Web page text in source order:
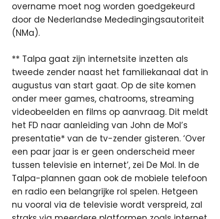
overname moet nog worden goedgekeurd
door de Nederlandse Mededingingsautoriteit
(NMa).
** Talpa gaat zijn internetsite inzetten als
tweede zender naast het familiekanaal dat in
augustus van start gaat. Op de site komen
onder meer games, chatrooms, streaming
videobeelden en films op aanvraag. Dit meldt
het FD naar aanleiding van John de Mol’s
presentatie* van de tv-zender gisteren. ‘Over
een paar jaar is er geen onderscheid meer
tussen televisie en internet’, zei De Mol. In de
Talpa-plannen gaan ook de mobiele telefoon
en radio een belangrijke rol spelen. Hetgeen
nu vooral via de televisie wordt verspreid, zal